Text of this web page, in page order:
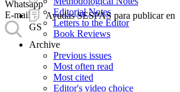
Ayudas SESPAS para publicar en
GS
Whatsapp
E-mail
Editorial Notes
Letters to the Editor
Book Reviews
Archive
Previous issues
Most often read
Most cited
Editor's video choice